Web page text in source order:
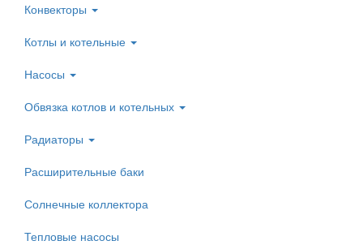
Конвекторы
Котлы и котельные
Насосы
Обвязка котлов и котельных
Радиаторы
Расширительные баки
Солнечные коллектора
Тепловые насосы